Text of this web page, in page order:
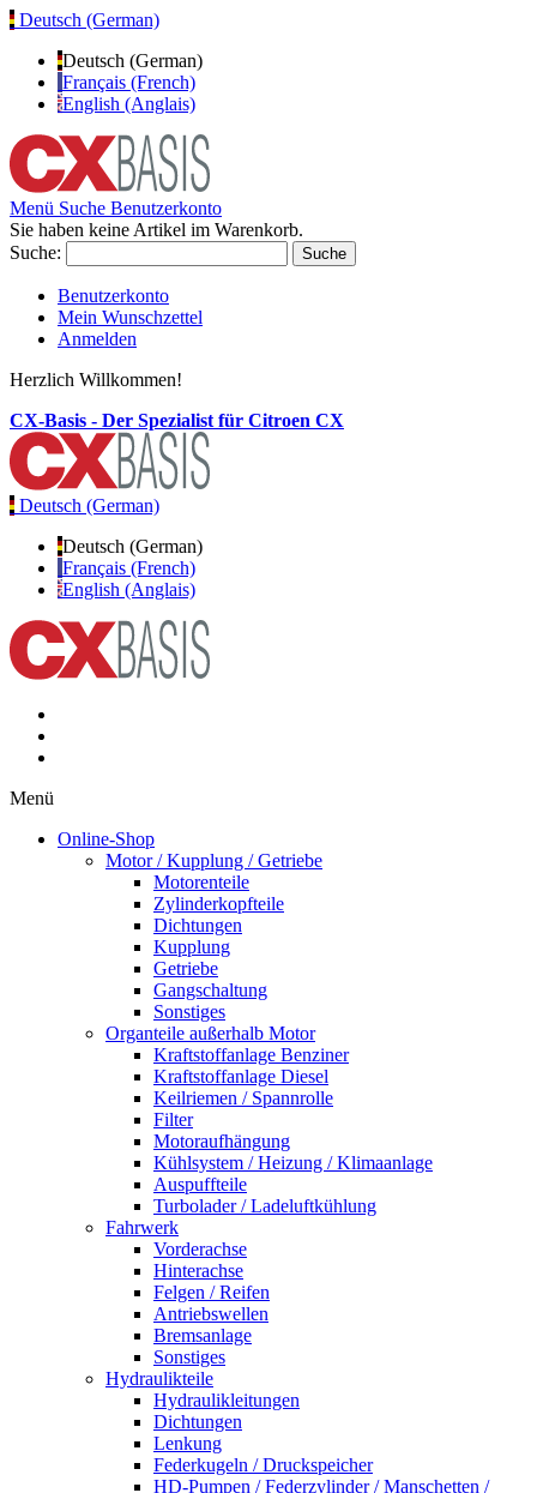
Deutsch (German)
Deutsch (German)
Français (French)
English (Anglais)
Menü Suche Benutzerkonto
Sie haben keine Artikel im Warenkorb.
Suche:
Suche
Benutzerkonto
Mein Wunschzettel
Anmelden
Herzlich Willkommen!
CX-Basis - Der Spezialist für Citroen CX
Deutsch (German)
Deutsch (German)
Français (French)
English (Anglais)
Menü
Online-Shop
Motor / Kupplung / Getriebe
Motorenteile
Zylinderkopfteile
Dichtungen
Kupplung
Getriebe
Gangschaltung
Sonstiges
Organteile außerhalb Motor
Kraftstoffanlage Benziner
Kraftstoffanlage Diesel
Keilriemen / Spannrolle
Filter
Motoraufhängung
Kühlsystem / Heizung / Klimaanlage
Auspuffteile
Turbolader / Ladeluftkühlung
Fahrwerk
Vorderachse
Hinterachse
Felgen / Reifen
Antriebswellen
Bremsanlage
Sonstiges
Hydraulikteile
Hydraulikleitungen
Dichtungen
Lenkung
Federkugeln / Druckspeicher
HD-Pumpen / Federzylinder / Manschetten /